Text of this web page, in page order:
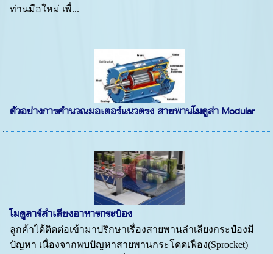
ท่านมือใหม่ เพื่...
ตัวอย่างการคำนวณมอเตอร์แนวตรง สายพานโมดูล่า Modular
โมดูลาร์ลำเลียงอาหารกระป๋อง
ลูกค้าได้ติดต่อเข้ามาปรึกษาเรื่องสายพานลำเลียงกระป๋องมี
ปัญหา เนื่องจากพบปัญหาสายพานกระโดดเฟือง(Sprocket)